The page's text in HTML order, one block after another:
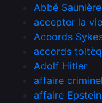
Abbé Saunière
accepter la vie
Accords
accords
Adolf Hitler
affaire
affaire Epstein